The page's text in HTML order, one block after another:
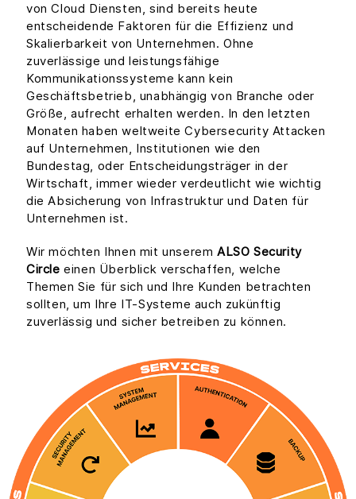
von Cloud Diensten, sind bereits heute
entscheidende Faktoren für die Effizienz und
Skalierbarkeit von Unternehmen. Ohne
zuverlässige und leistungsfähige
Kommunikationssysteme kann kein
Geschäftsbetrieb, unabhängig von Branche oder
Größe, aufrecht erhalten werden. In den letzten
Monaten haben weltweite Cybersecurity Attacken
auf Unternehmen, Institutionen wie den
Bundestag, oder Entscheidungsträger in der
Wirtschaft, immer wieder verdeutlicht wie wichtig
die Absicherung von Infrastruktur und Daten für
Unternehmen ist.
Wir möchten Ihnen mit unserem ALSO Security
Circle einen Überblick verschaffen, welche
Themen Sie für sich und Ihre Kunden betrachten
sollten, um Ihre IT-Systeme auch zukünftig
zuverlässig und sicher betreiben zu können.